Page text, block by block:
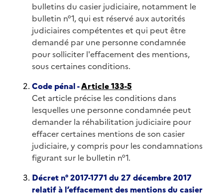
bulletins du casier judiciaire, notamment le
bulletin n°1, qui est réservé aux autorités
judiciaires compétentes et qui peut être
demandé par une personne condamnée
pour solliciter l'effacement des mentions,
sous certaines conditions.
Code pénal -Article 133-5
Cet article précise les conditions dans
lesquelles une personne condamnée peut
demander la réhabilitation judiciaire pour
effacer certaines mentions de son casier
judiciaire, y compris pour les condamnations
figurant sur le bulletin n°1.
Décret n° 2017-1771 du 27 décembre 2017
relatif à l’effacement des mentions du casier